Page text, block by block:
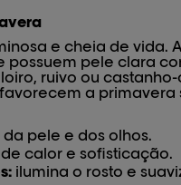
e cheia de vida.
pele clara
ruivo ou
a primavera
pele e dos olhos.
calor e sofisticação.
ilumina o rosto e